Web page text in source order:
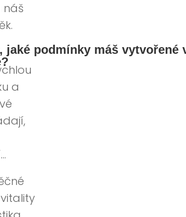
náš
jaké podmínky máš vytvořené
a